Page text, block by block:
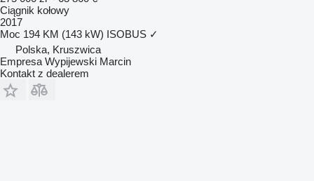
Ciągnik kołowy
2017
Moc 194 KM (143 kW) ISOBUS ✓
Polska, Kruszwica
Empresa Wypijewski Marcin
Kontakt z dealerem